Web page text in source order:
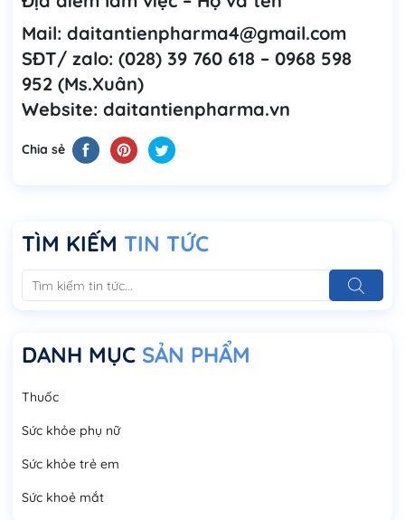
Mail: daitantienpharma4@gmail.com
SĐT/ zalo: (028) 39 760 618 – 0968 598
952 (Ms.Xuân)
Website: daitantienpharma.vn
Chia sẻ
TÌM KIẾM TIN TỨC
DANH MỤC SẢN PHẨM
Thuốc
Sức khỏe phụ nữ
Sức khỏe trẻ em
Sức khoẻ mắt